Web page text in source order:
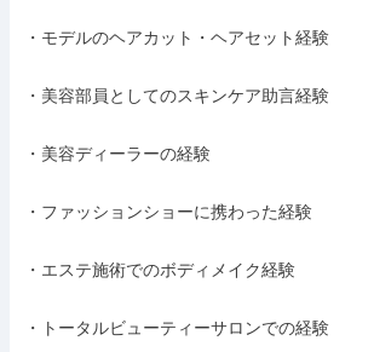
・モデルのヘアカット・ヘアセット経験
・美容部員としてのスキンケア助言経験
・美容ディーラーの経験
・ファッションショーに携わった経験
・エステ施術でのボディメイク経験
・トータルビューティーサロンでの経験